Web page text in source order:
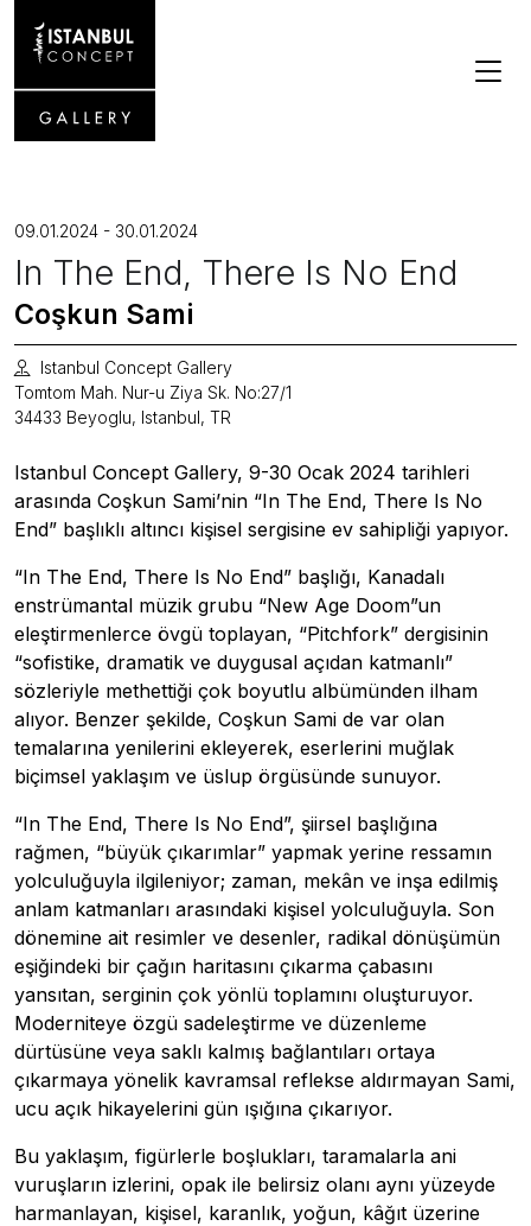
09.01.2024 - 30.01.2024
In The End, There Is No End
Coşkun Sami
Istanbul Concept Gallery
Tomtom Mah. Nur-u Ziya Sk. No:27/1
34433 Beyoglu, Istanbul, TR
Istanbul Concept Gallery, 9-30 Ocak 2024 tarihleri
arasında Coşkun Sami’nin “In The End, There Is No
End” başlıklı altıncı kişisel sergisine ev sahipliği yapıyor.
“In The End, There Is No End” başlığı, Kanadalı
enstrümantal müzik grubu “New Age Doom”un
eleştirmenlerce övgü toplayan, “Pitchfork” dergisinin
“sofistike, dramatik ve duygusal açıdan katmanlı”
sözleriyle methettiği çok boyutlu albümünden ilham
alıyor. Benzer şekilde, Coşkun Sami de var olan
temalarına yenilerini ekleyerek, eserlerini muğlak
biçimsel yaklaşım ve üslup örgüsünde sunuyor.
“In The End, There Is No End”, şiirsel başlığına
rağmen, “büyük çıkarımlar” yapmak yerine ressamın
yolculuğuyla ilgileniyor; zaman, mekân ve inşa edilmiş
anlam katmanları arasındaki kişisel yolculuğuyla. Son
dönemine ait resimler ve desenler, radikal dönüşümün
eşiğindeki bir çağın haritasını çıkarma çabasını
yansıtan, serginin çok yönlü toplamını oluşturuyor.
Moderniteye özgü sadeleştirme ve düzenleme
dürtüsüne veya saklı kalmış bağlantıları ortaya
çıkarmaya yönelik kavramsal reflekse aldırmayan Sami,
ucu açık hikayelerini gün ışığına çıkarıyor.
Bu yaklaşım, figürlerle boşlukları, taramalarla ani
vuruşların izlerini, opak ile belirsiz olanı aynı yüzeyde
harmanlayan, kişisel, karanlık, yoğun, kâğıt üzerine